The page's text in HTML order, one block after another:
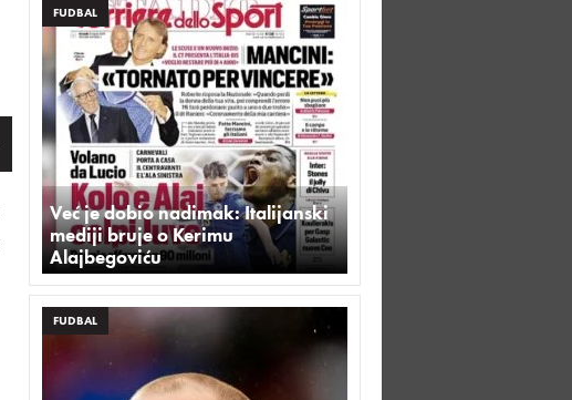
FUDBAL
Već je dobio nadimak: Italijanski
mediji bruje o Kerimu
Alajbegoviću
FUDBAL